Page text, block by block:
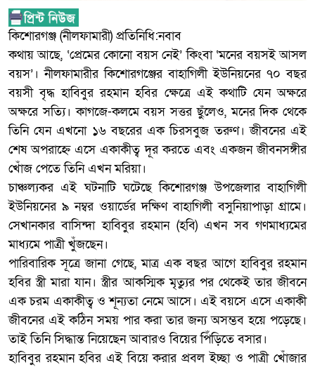
কিশোরগঞ্জ (নীলফামারী) প্রতিনিধি:নবাব
কথায় আছে, ‘প্রেমের কোনো বয়স নেই’ কিংবা ‘মনের বয়সই আসল
বয়স’। নীলফামারীর কিশোরগঞ্জের বাহাগিলী ইউনিয়নের ৭০ বছর
বয়সী বৃদ্ধ হাবিবুর রহমান হবির ক্ষেত্রে এই কথাটি যেন অক্ষরে
অক্ষরে সত্যি। কাগজে-কলমে বয়স সত্তর ছুঁলেও, মনের দিক থেকে
তিনি যেন এখনো ১৬ বছরের এক চিরসবুজ তরুণ। জীবনের এই
শেষ অপরাহ্নে এসে একাকীত্ব দূর করতে এবং একজন জীবনসঙ্গীর
খোঁজ পেতে তিনি এখন মরিয়া।
চাঞ্চল্যকর এই ঘটনাটি ঘটেছে কিশোরগঞ্জ উপজেলার বাহাগিলী
ইউনিয়নের ৯ নম্বর ওয়ার্ডের দক্ষিণ বাহাগিলী বসুনিয়াপাড়া গ্রামে।
সেখানকার বাসিন্দা হাবিবুর রহমান (হবি) এখন সব গণমাধ্যমের
মাধ্যমে পাত্রী খুঁজছেন।
পারিবারিক সূত্রে জানা গেছে, মাত্র এক বছর আগে হাবিবুর রহমান
হবির স্ত্রী মারা যান। স্ত্রীর আকস্মিক মৃত্যুর পর থেকেই তার জীবনে
এক চরম একাকীত্ব ও শূন্যতা নেমে আসে। এই বয়সে এসে একাকী
জীবনের এই কঠিন সময় পার করা তার জন্য অসম্ভব হয়ে পড়েছে।
তাই তিনি সিদ্ধান্ত নিয়েছেন আবারও বিয়ের পিঁড়িতে বসার।
হাবিবুর রহমান হবির এই বিয়ে করার প্রবল ইচ্ছা ও পাত্রী খোঁজার